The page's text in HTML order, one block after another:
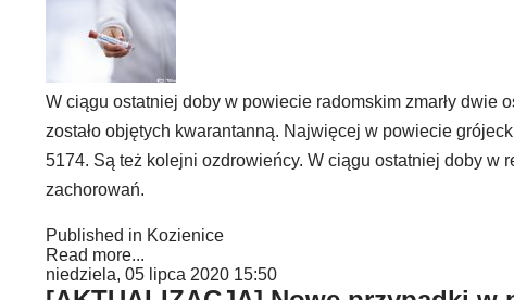
W ciągu ostatniej doby w powiecie radomskim zmarły dwie
zostało objętych kwarantanną. Najwięcej w powiecie
5174. Są też kolejni ozdrowieńcy. W ciągu ostatniej doby w
zachorowań.
Published in Kozienice
Read more...
niedziela, 05 lipca 2020 15:50